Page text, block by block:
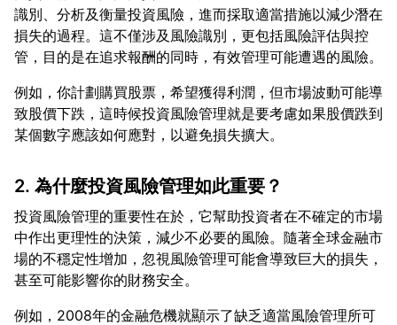
識別、分析及衡量投資風險，進而採取適當措施以減少潛在
損失的過程。這不僅涉及風險識別，更包括風險評估與控
例如，你計劃購買股票，希望獲得利潤，但市場波動可能導
致股價下跌，這時候投資風險管理就是要考慮如果股價跌到
2. 為什麼投資風險管理如此重要？
投資風險管理的重要性在於，它幫助投資者在不確定的市場
中作出更理性的決策，減少不必要的風險。隨著全球金融市
場的不穩定性增加，忽視風險管理可能會導致巨大的損失，
例如，2008年的金融危機就顯示了缺乏適當風險管理所可